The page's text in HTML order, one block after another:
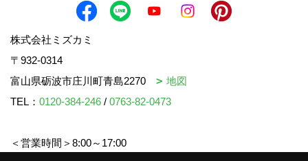
株式会社ミズカミ
〒932-0314
富山県砺波市庄川町青島2270
地図
TEL： 0120-384-246 / 0763-82-0473
＜営業時間＞8:00～17:00